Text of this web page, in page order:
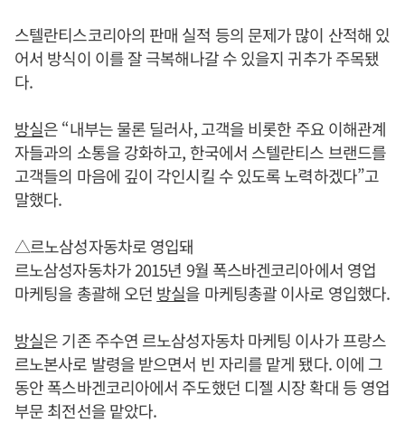
스텔란티스코리아의 판매 실적 등의 문제가 많이 산적해 있
어서 방식이 이를 잘 극복해나갈 수 있을지 귀추가 주목됐
다.
방실은 “내부는 물론 딜러사, 고객을 비롯한 주요 이해관계
자들과의 소통을 강화하고, 한국에서 스텔란티스 브랜드를
고객들의 마음에 깊이 각인시킬 수 있도록 노력하겠다”고
말했다.
△르노삼성자동차로 영입돼
르노삼성자동차가 2015년 9월 폭스바겐코리아에서 영업
마케팅을 총괄해 오던 방실을 마케팅총괄 이사로 영입했다.
방실은 기존 주수연 르노삼성자동차 마케팅 이사가 프랑스
르노본사로 발령을 받으면서 빈 자리를 맡게 됐다. 이에 그
동안 폭스바겐코리아에서 주도했던 디젤 시장 확대 등 영업
부문 최전선을 맡았다.